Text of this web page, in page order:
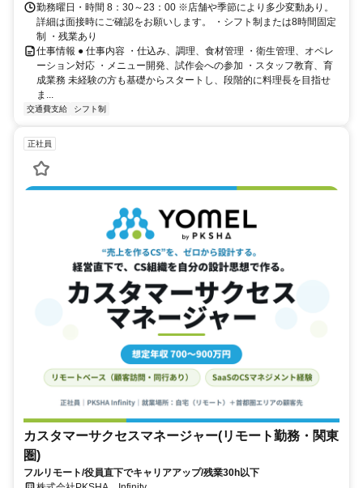
勤務曜日・時間 8：30～23：00 ※店舗や季節により多少変動あり。
詳細は面接時にご確認をお願いします。 ・シフト制または8時間固定
制 ・残業あり
仕事情報 ● 仕事内容 ・仕込み、調理、食材管理 ・衛生管理、オペレ
ーション対応 ・メニュー開発、試作会への参加 ・スタッフ教育、育
成業務 未経験の方も基礎からスタートし、段階的に料理長を目指せ
ま...
交通費支給 シフト制
正社員
カスタマーサクセスマネージャー(リモート勤務・関東
圏)
フルリモート/役員直下でキャリアアップ/残業30h以下